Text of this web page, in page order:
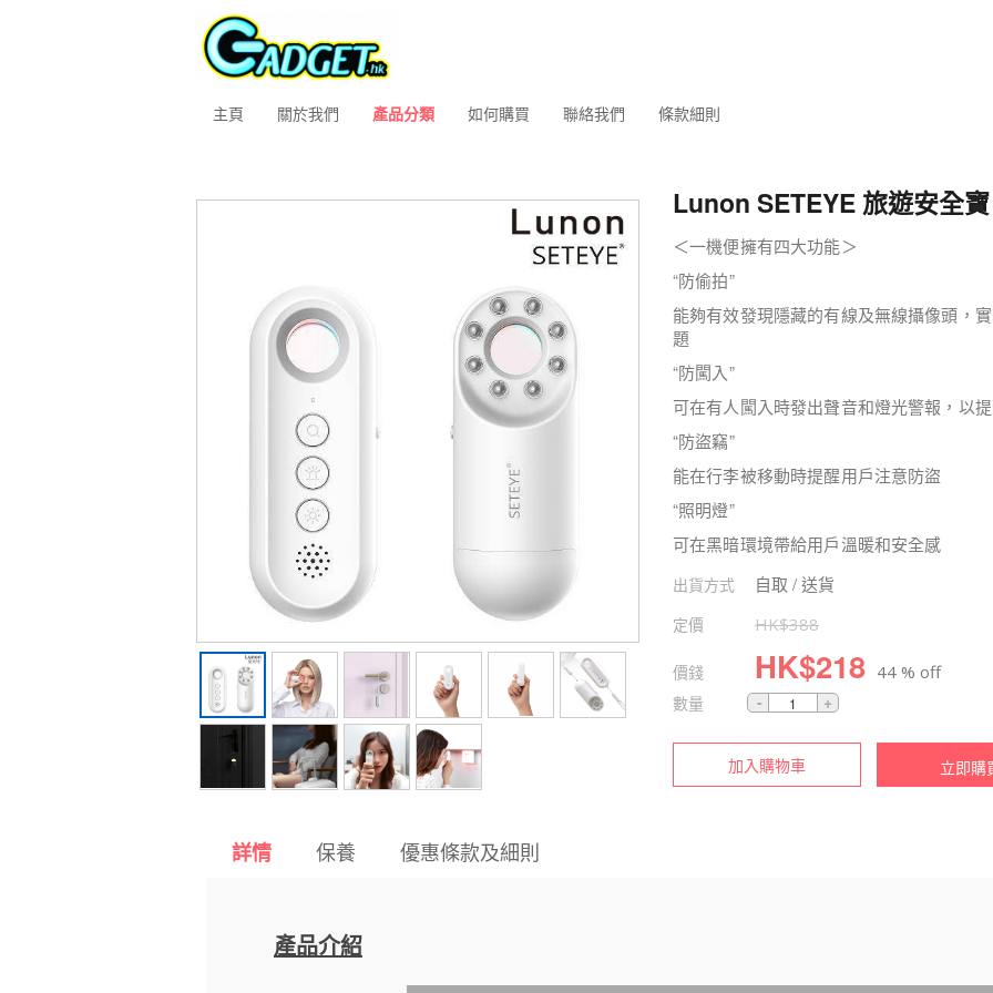
主頁 關於我們 產品分類 如何購買 聯絡我們 條款細則
Lunon SETEYE 旅遊安全
＜一機便擁有四大功能＞
“防偷拍”
能夠有效發現隱藏的有線及無線攝像頭，
題
“防闖入”
可在有人闖入時發出聲音和燈光警報，以
“防盜竊”
能在行李被移動時提醒用戶注意防盜
“照明燈”
可在黑暗環境帶給用戶溫暖和安全感
出貨方式 自取 / 送貨
定價 HK$388
價錢 HK$218 44 % off
數量
加入購物車 立即購
詳情 保養 優惠條款及細則
產品介紹